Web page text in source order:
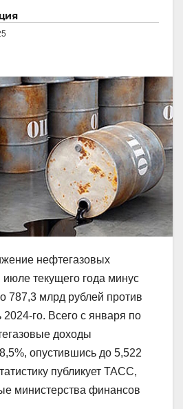
нефтегазовых
текущего года минус
787,3 млрд рублей против
2024-го. Всего с января по
доходы
опустившись до 5,522
публикует ТАСС,
министерства финансов